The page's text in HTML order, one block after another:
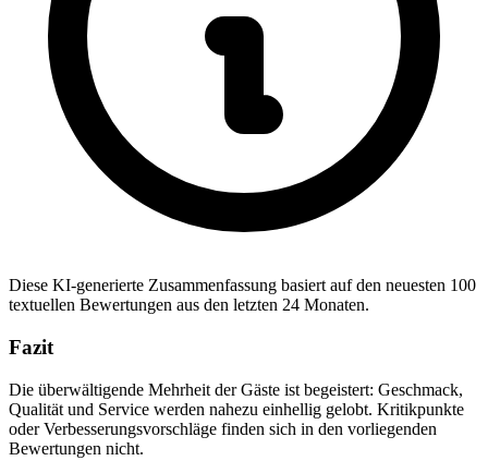
Diese KI-generierte Zusammenfassung basiert auf den neuesten 100
textuellen Bewertungen aus den letzten 24 Monaten.
Fazit
Die überwältigende Mehrheit der Gäste ist begeistert: Geschmack,
Qualität und Service werden nahezu einhellig gelobt. Kritikpunkte
oder Verbesserungsvorschläge finden sich in den vorliegenden
Bewertungen nicht.